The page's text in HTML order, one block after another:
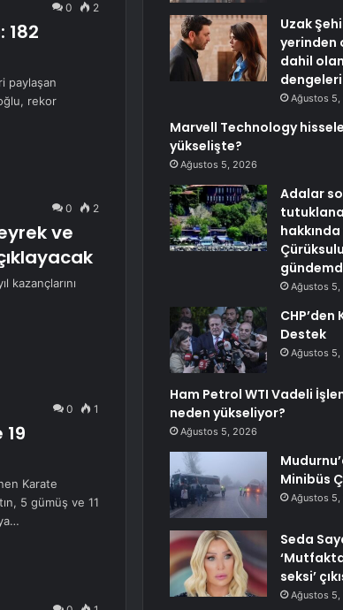
0 2
182
paylaşan
rekor
0 2
ve
kazançlarını
0 1
Karate
5 gümüş ve 11
Uzak
yerinden
dahil
Ağustos 5,
Marvell Technology
yükselişte?
Ağustos 5, 2026
Adalar
Ağustos 5,
CHP’den
Destek
Ağustos 5,
Ham Petrol WTI Vadeli
neden yükseliyor?
Ağustos 5, 2026
Minibüs
Ağustos 5,
Seda
seksi’
Ağustos 5,